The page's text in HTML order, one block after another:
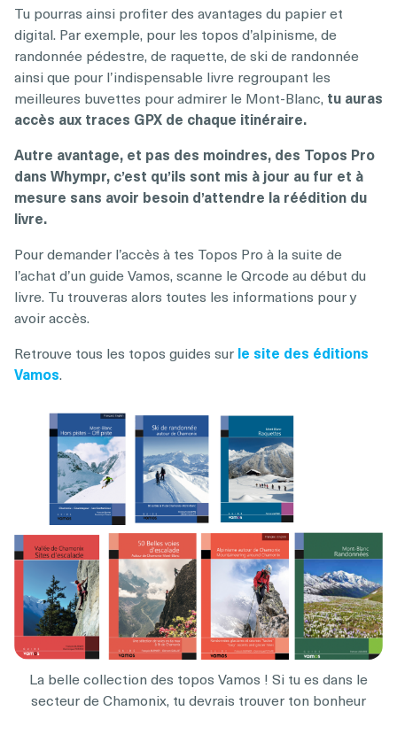
Tu pourras ainsi profiter des avantages du papier et
digital. Par exemple, pour les topos d’alpinisme, de
randonnée pédestre, de raquette, de ski de randonnée
ainsi que pour l’indispensable livre regroupant les
meilleures buvettes pour admirer le Mont-Blanc, tu auras
accès aux traces GPX de chaque itinéraire.
Autre avantage, et pas des moindres, des Topos Pro
dans Whympr, c’est qu’ils sont mis à jour au fur et à
mesure sans avoir besoin d’attendre la réédition du
livre.
Pour demander l’accès à tes Topos Pro à la suite de
l’achat d’un guide Vamos, scanne le Qrcode au début du
livre. Tu trouveras alors toutes les informations pour y
avoir accès.
Retrouve tous les topos guides sur le site des éditions
Vamos.
La belle collection des topos Vamos ! Si tu es dans le
secteur de Chamonix, tu devrais trouver ton bonheur